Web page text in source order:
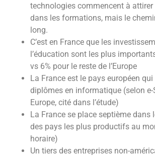
technologies commencent à attirer
dans les formations, mais le
long.
C’est en France que les
l’éducation sont les plus
vs 6% pour le reste de l’Europe
La France est le pays européen
diplômes en informatique (selon
Europe, cité dans l’étude)
La France se place septième dans
des pays les plus productifs au
horaire)
Un tiers des entreprises non-